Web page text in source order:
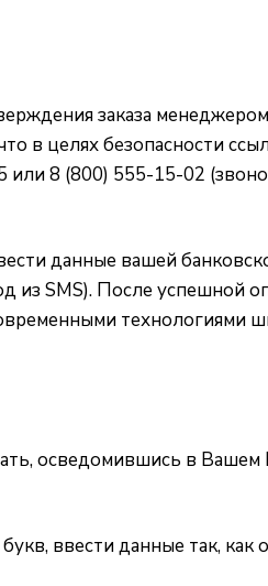
заказа
в целях безопасности
или 8 (800) 555-15-02
данные вашей
из SMS). После успешной
технологиями
осведомившись в Вашем
ввести данные так, как